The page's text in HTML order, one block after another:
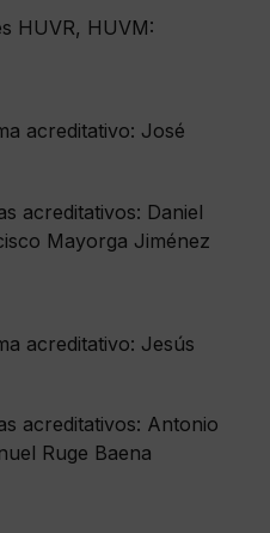
HUVR, HUVM:
acreditativo: José
acreditativos: Daniel
Mayorga Jiménez
acreditativo: Jesús
acreditativos: Antonio
Ruge Baena